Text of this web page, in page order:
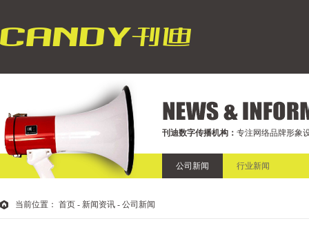
刊迪数字传播机构： 专注网络品牌形象
公司新闻 行业新闻
当前位置： 首页 - 新闻资讯 - 公司新闻